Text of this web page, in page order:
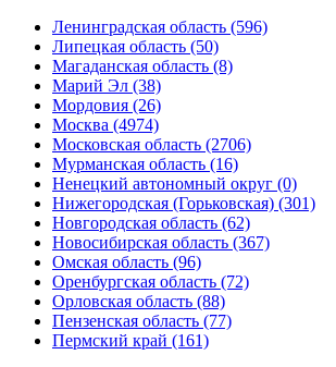
Ленинградская область (596)
Липецкая область (50)
Магаданская область (8)
Марий Эл (38)
Мордовия (26)
Москва (4974)
Московская область (2706)
Мурманская область (16)
Ненецкий автономный округ (0)
Нижегородская (Горьковская) (301)
Новгородская область (62)
Новосибирская область (367)
Омская область (96)
Оренбургская область (72)
Орловская область (88)
Пензенская область (77)
Пермский край (161)